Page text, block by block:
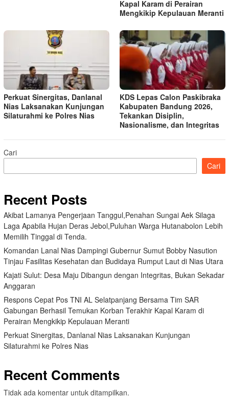
Kapal Karam di Perairan
Mengkikip Kepulauan Meranti
Perkuat Sinergitas, Danlanal
Nias Laksanakan Kunjungan
Silaturahmi ke Polres Nias
KDS Lepas Calon Paskibraka
Kabupaten Bandung 2026,
Tekankan Disiplin,
Nasionalisme, dan Integritas
Cari
Cari
Recent Posts
Akibat Lamanya Pengerjaan Tanggul,Penahan Sungai Aek Silaga
Laga Apabila Hujan Deras Jebol,Puluhan Warga Hutanabolon Lebih
Memilih Tinggal di Tenda.
Komandan Lanal Nias Dampingi Gubernur Sumut Bobby Nasution
Tinjau Fasilitas Kesehatan dan Budidaya Rumput Laut di Nias Utara
Kajati Sulut: Desa Maju Dibangun dengan Integritas, Bukan Sekadar
Anggaran
Respons Cepat Pos TNI AL Selatpanjang Bersama Tim SAR
Gabungan Berhasil Temukan Korban Terakhir Kapal Karam di
Perairan Mengkikip Kepulauan Meranti
Perkuat Sinergitas, Danlanal Nias Laksanakan Kunjungan
Silaturahmi ke Polres Nias
Recent Comments
Tidak ada komentar untuk ditampilkan.